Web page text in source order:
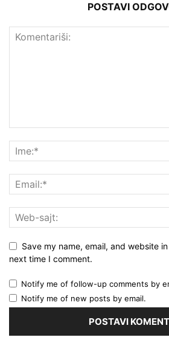
POSTAVI
Save my name, email, and website
next time I comment.
Notify me of follow-up comments by
Notify me of new posts by email.